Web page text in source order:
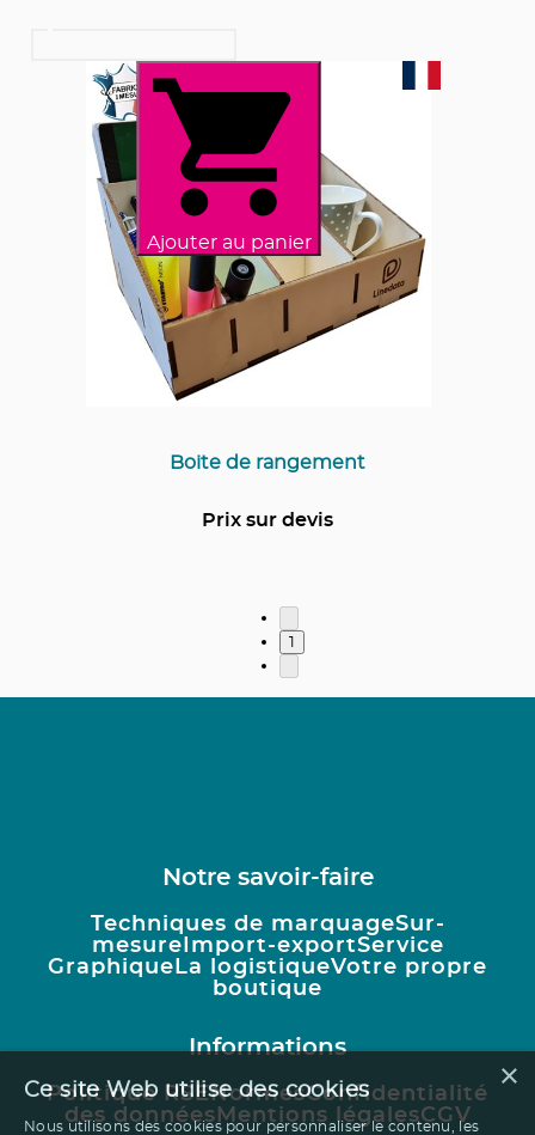
Ajouter au panier
Boite de rangement
Prix sur devis
1
Notre savoir-faire
Techniques de marquageSur-
mesure Import-exportService
Graphique La logistiqueVotre propre
boutique
Informations
Politique RSENormesConfidentialité
des données Mentions légalesCGV
×
Ce site Web utilise des cookies
Nous utilisons des cookies pour personnaliser le contenu, les